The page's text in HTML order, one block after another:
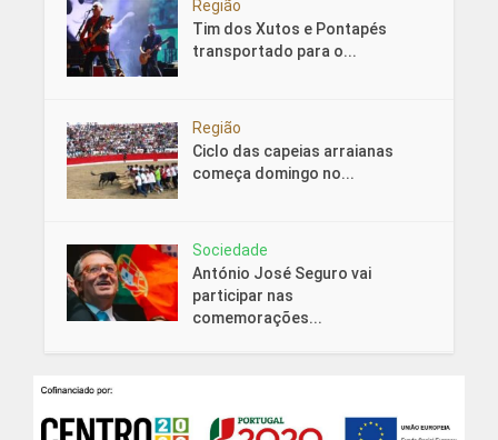
Região
Tim dos Xutos e Pontapés
transportado para o...
Região
Ciclo das capeias arraianas
começa domingo no...
Sociedade
António José Seguro vai
participar nas
comemorações...